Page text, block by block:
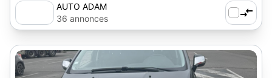
AUTO ADAM
36 annonces